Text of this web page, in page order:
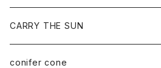
CARRY THE SUN
conifer cone